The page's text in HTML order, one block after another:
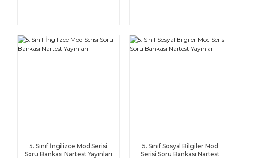
5. Sınıf İngilizce Mod Serisi
Soru Bankası Nartest Yayınları
5. Sınıf Sosyal Bilgiler Mod
Serisi Soru Bankası Nartest